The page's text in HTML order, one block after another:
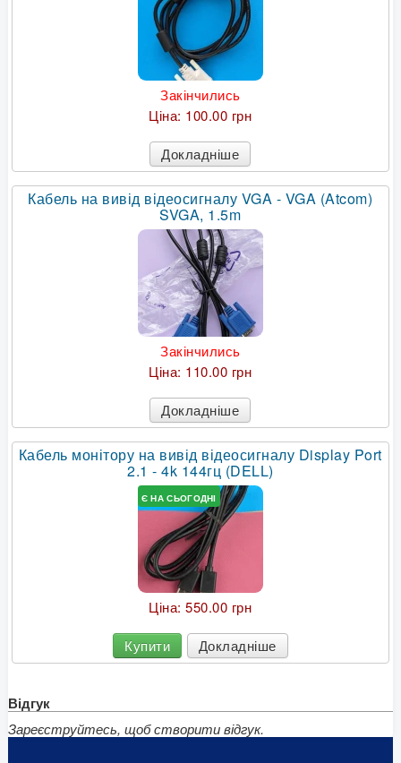
Закінчились
Ціна: 100.00 грн
Докладніше
Кабель на вивід відеосигналу VGA - VGA (Atcom)
SVGA, 1.5m
Закінчились
Ціна: 110.00 грн
Докладніше
Кабель монітору на вивід відеосигналу Display Port
2.1 - 4k 144гц (DELL)
Є НА СЬОГОДНІ
Ціна:550.00 грн
Купити Докладніше
Відгук
Зареєструйтесь, щоб створити відгук.